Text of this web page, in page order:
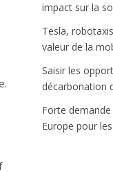
impact sur la
Tesla,
valeur de la
Saisir les
décarbonation
Forte
Europe pour